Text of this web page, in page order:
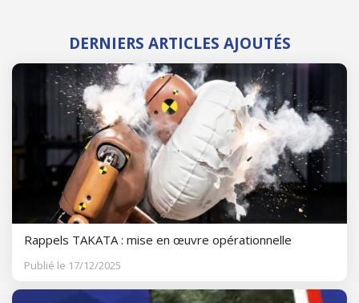
DERNIERS ARTICLES AJOUTÉS
Rappels TAKATA : mise en œuvre opérationnelle
Publié le 17/12/2025